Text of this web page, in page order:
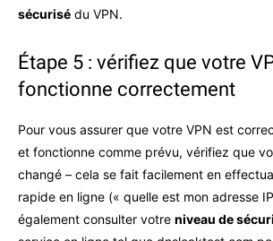
sécurisé du VPN.
Étape 5 : vérifiez que votre
fonctionne correctement
Pour vous assurer que votre VPN est
et fonctionne comme prévu, vérifiez que
changé – cela se fait facilement en
rapide en ligne (« quelle est mon adresse
également consulter votre niveau de